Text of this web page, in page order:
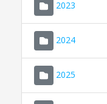
2023
2024
2025